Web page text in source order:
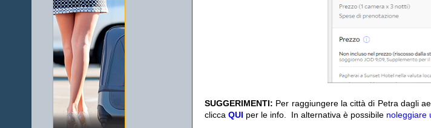
SUGGERIMENTI: Per raggiungere la città di Petra dagli
clicca QUI per le info. In alternativa è possibile noleggiare